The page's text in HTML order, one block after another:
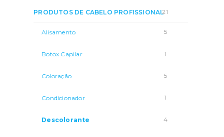
PRODUTOS DE CABELO PROFISSIONAL21
Alisamento 5
Botox Capilar 1
Coloração 5
Condicionador 1
Descolorante 4